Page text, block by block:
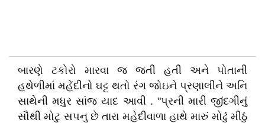
બારણે ટકોરો મારવા જ જતી હતી અને પોતાની
હથેળીમાં મહેંદીનો ઘટ્ટ થતો રંગ જોઇને પ્રણાલીને અનિ
સાથેની મધુર સાંજ યાદ આવી . "પ્રની મારી જીંદગીનું
સૌથી મોટુ સપનુ છે તારા મહેદીવાળા હાથે મારું મોઢું મીઠું